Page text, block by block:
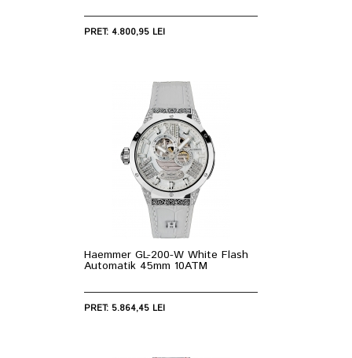
PRET: 4.800,95 LEI
Haemmer GL-200-W White Flash
Automatik 45mm 10ATM
PRET: 5.864,45 LEI